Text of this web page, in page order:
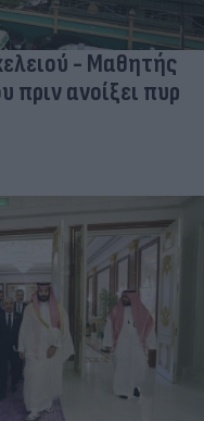
- Μαθητής
ανοίξει πυρ